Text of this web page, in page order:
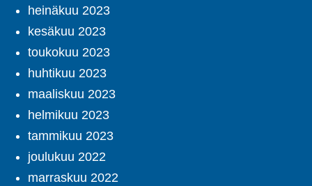
heinäkuu 2023
kesäkuu 2023
toukokuu 2023
huhtikuu 2023
maaliskuu 2023
helmikuu 2023
tammikuu 2023
joulukuu 2022
marraskuu 2022